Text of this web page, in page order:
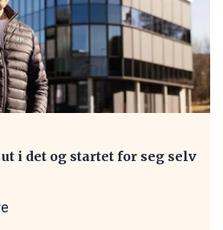
ut i det og startet for seg selv